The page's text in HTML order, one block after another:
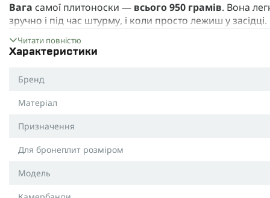
Вага самої плитоноски — всього 950 грамів. Вона
зручно і під час штурму, і коли просто лежиш у засідці.
Фурнітура — YKK
Це деталі, які роками працюють так як треба.
стрибаєш або танцюєш від скуки.
Регулювання просте й інтуїтивне: обʼєм — від 80 до
Ми подбали про військових різних розмірів і статур,
плитоноску, в незалежності від ваги та розміру одягу.
Читати повністю
Характеристики
Бренд
Матеріал
Призначення
Для бронеплит розміром
Модель